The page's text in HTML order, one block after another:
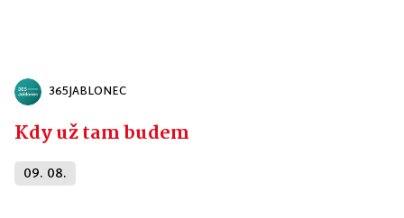
365JABLONEC
Kdy už tam budem
09. 08.